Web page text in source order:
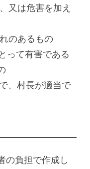
又は危害を加え
のあるもの
って有害である
、村長が適当で
の負担で作成し